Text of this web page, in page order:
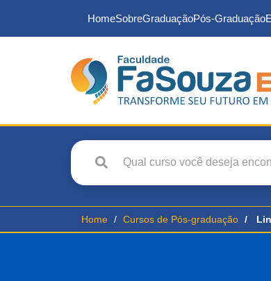
HomeSobreGraduaçãoPós-Graduação
Home Cursos de Pós-graduação